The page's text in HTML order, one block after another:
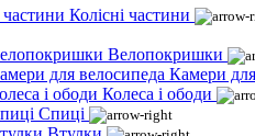
Колісні частини
Велопокришки
Камери
Колеса і ободи
Спиці